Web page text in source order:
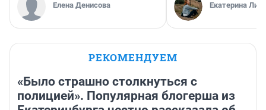
Елена Денисова Екатерина
РЕКОМЕНДУЕМ
«Было страшно столкнуться с
полицией». Популярная блогерша из